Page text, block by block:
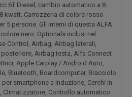
6T Diesel, cambio automatico a 8
kwatt. Carrozzeria di colore rosso
5 persone. Gli interni di questa ALFA
nero. Optionals inclusi nel
Control, Airbag, Airbag laterali,
Airbag testa, Alfa Connect
Apple Carplay / Android Auto,
Bluetooth, Boardcomputer, Bracciolo
smartphone a induzione, Cerchi in
Climatizzatore, Controllo automatico